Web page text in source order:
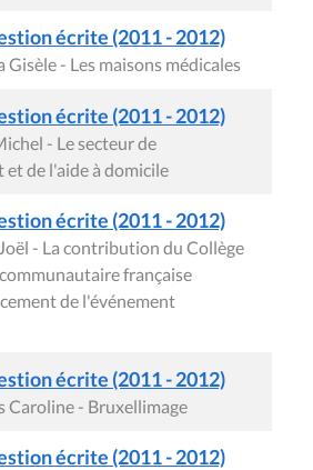
écrite (2011 - 2012)
Gisèle - Les maisons médicales
écrite (2011 - 2012)
- Le secteur de
et de l'aide à domicile
écrite (2011 - 2012)
- La contribution du Collège
française
de l'événement
écrite (2011 - 2012)
Caroline - Bruxellimage
écrite (2011 - 2012)